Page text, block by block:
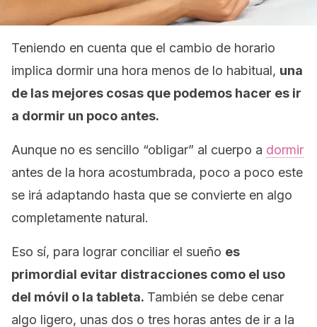
Teniendo en cuenta que el cambio de horario
implica dormir una hora menos de lo habitual, una
de las mejores cosas que podemos hacer es ir
a dormir un poco antes.
Aunque no es sencillo “obligar” al cuerpo a dormir
antes de la hora acostumbrada, poco a poco este
se irá adaptando hasta que se convierte en algo
completamente natural.
Eso sí, para lograr conciliar el sueño es
primordial evitar distracciones como el uso
del móvil o la tableta. También se debe cenar
algo ligero, unas dos o tres horas antes de ir a la